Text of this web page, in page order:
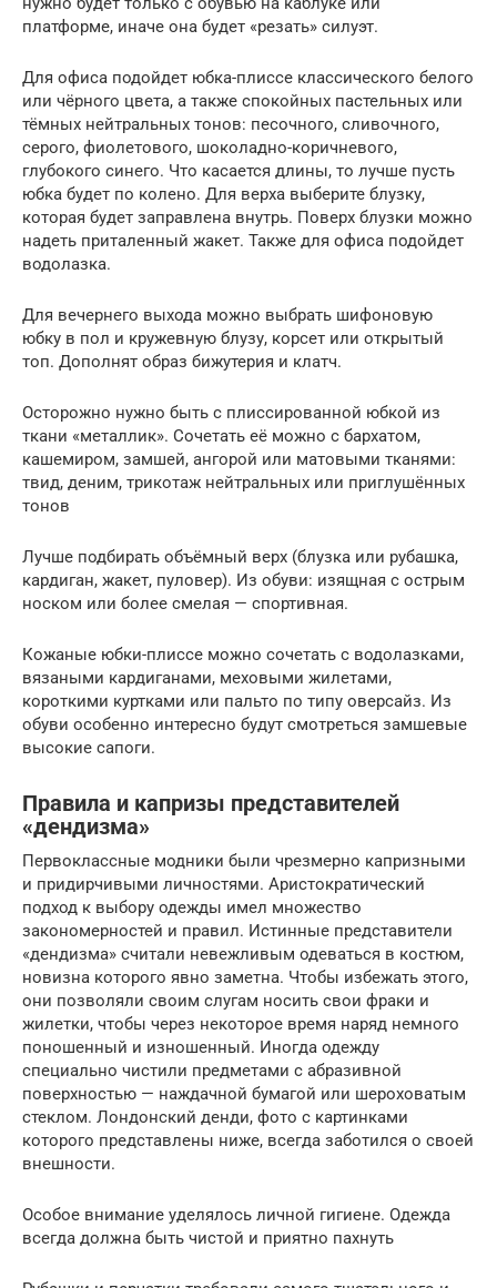
платформе, иначе она будет «резать» силуэт.
Для офиса подойдет юбка-плиссе классического белого
или чёрного цвета, а также спокойных пастельных или
тёмных нейтральных тонов: песочного, сливочного,
серого, фиолетового, шоколадно-коричневого,
глубокого синего. Что касается длины, то лучше пусть
юбка будет по колено. Для верха выберите блузку,
которая будет заправлена внутрь. Поверх блузки можно
надеть приталенный жакет. Также для офиса подойдет
водолазка.
Для вечернего выхода можно выбрать шифоновую
юбку в пол и кружевную блузу, корсет или открытый
топ. Дополнят образ бижутерия и клатч.
Осторожно нужно быть с плиссированной юбкой из
ткани «металлик». Сочетать её можно с бархатом,
кашемиром, замшей, ангорой или матовыми тканями:
твид, деним, трикотаж нейтральных или приглушённых
тонов
Лучше подбирать объёмный верх (блузка или рубашка,
кардиган, жакет, пуловер). Из обуви: изящная с острым
носком или более смелая — спортивная.
Кожаные юбки-плиссе можно сочетать с водолазками,
вязаными кардиганами, меховыми жилетами,
короткими куртками или пальто по типу оверсайз. Из
обуви особенно интересно будут смотреться замшевые
высокие сапоги.
Правила и капризы представителей
«дендизма»
Первоклассные модники были чрезмерно капризными
и придирчивыми личностями. Аристократический
подход к выбору одежды имел множество
закономерностей и правил. Истинные представители
«дендизма» считали невежливым одеваться в костюм,
новизна которого явно заметна. Чтобы избежать этого,
они позволяли своим слугам носить свои фраки и
жилетки, чтобы через некоторое время наряд немного
поношенный и изношенный. Иногда одежду
специально чистили предметами с абразивной
поверхностью — наждачной бумагой или шероховатым
стеклом. Лондонский денди, фото с картинками
которого представлены ниже, всегда заботился о своей
внешности.
Особое внимание уделялось личной гигиене. Одежда
всегда должна быть чистой и приятно пахнуть